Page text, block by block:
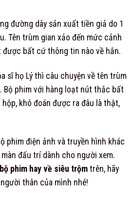
đường dây sản xuất tiền giả do 1
Tên trùm gian xảo đến mức cảnh
được bất cứ thông tin nào về hắn.
sĩ họ Lý thì câu chuyện về tên trùm
Bộ phim với hàng loạt nút thắc bất
khó đoán được ra đâu là thật,
phim điện ảnh và truyền hình khác
đấu trí dành cho người xem.
phim hay về siêu trộm trên, hãy
thân của mình nhé!